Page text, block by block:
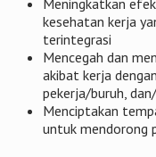
kesehatan kerja
terintegrasi
Mencegah dan
akibat kerja
pekerja/buruh,
Menciptakan
untuk mendorong